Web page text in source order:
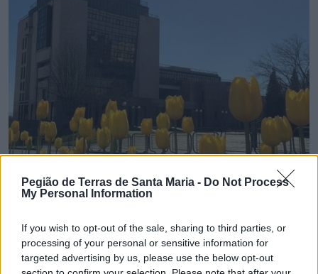
Pegião de Terras de Santa Maria - Do Not Process
My Personal Information
If you wish to opt-out of the sale, sharing to third parties, or
processing of your personal or sensitive information for
targeted advertising by us, please use the below opt-out
💶 Quanto Custou? | Internet, televisão e
comunicações por voz vão custar 17.712 euros ao
Município de São João da MadeiraA prestação
dos serviços de acesso à internet em fibra ótica,